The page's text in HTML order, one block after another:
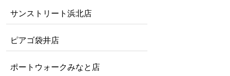
サンストリート浜北店
ピアゴ袋井店
ポートウォークみなと店